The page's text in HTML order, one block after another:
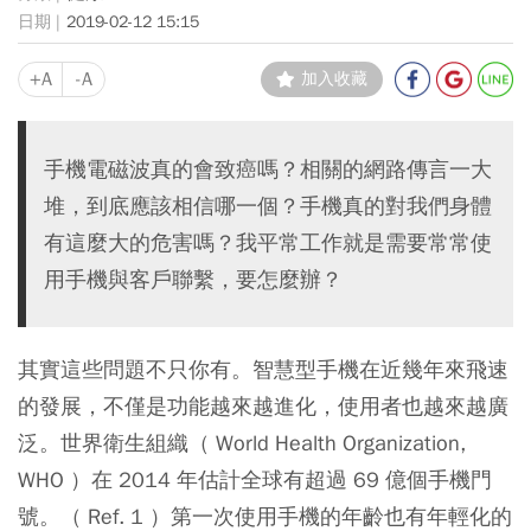
2019-02-12 15:15
+A -A 加入收藏
手機電磁波真的會致癌嗎？相關的網路傳言一大
堆，到底應該相信哪一個？手機真的對我們身體
有這麼大的危害嗎？我平常工作就是需要常常使
用手機與客戶聯繫，要怎麼辦？
其實這些問題不只你有。智慧型手機在近幾年來飛速
的發展，不僅是功能越來越進化，使用者也越來越廣
泛。世界衛生組織（ World Health Organization,
WHO ）在 2014 年估計全球有超過 69 億個手機門
號。（ Ref. 1 ）第一次使用手機的年齡也有年輕化的